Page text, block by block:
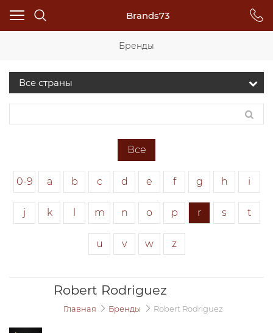
Brands73
Бренды
Все
0-9 a b c d e f g h i
j k m n o p r s t
u v w z
Robert Rodriguez
Главная Бренды Robert Rodriguez